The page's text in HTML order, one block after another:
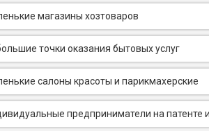
магазины хозтоваров
точки оказания бытовых услуг
салоны красоты и парикмахерские
предприниматели на патенте